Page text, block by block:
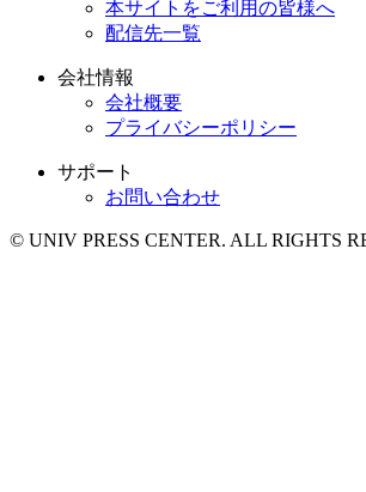
本サイトをご利用の皆様へ
配信先一覧
会社情報
会社概要
プライバシーポリシー
サポート
お問い合わせ
© UNIV PRESS CENTER. ALL RIGHTS